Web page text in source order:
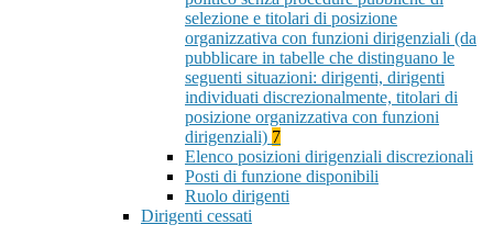
selezione e titolari di posizione
organizzativa con funzioni dirigenziali (da
pubblicare in tabelle che distinguano le
seguenti situazioni: dirigenti, dirigenti
individuati discrezionalmente, titolari di
posizione organizzativa con funzioni
dirigenziali) 7
Elenco posizioni dirigenziali discrezionali
Posti di funzione disponibili
Ruolo dirigenti
Dirigenti cessati